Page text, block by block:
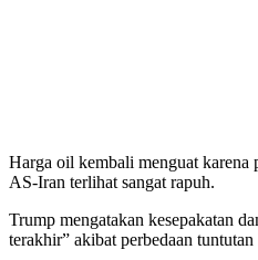
Harga oil kembali menguat karena
AS-Iran terlihat sangat rapuh.
Trump mengatakan kesepakatan
terakhir” akibat perbedaan